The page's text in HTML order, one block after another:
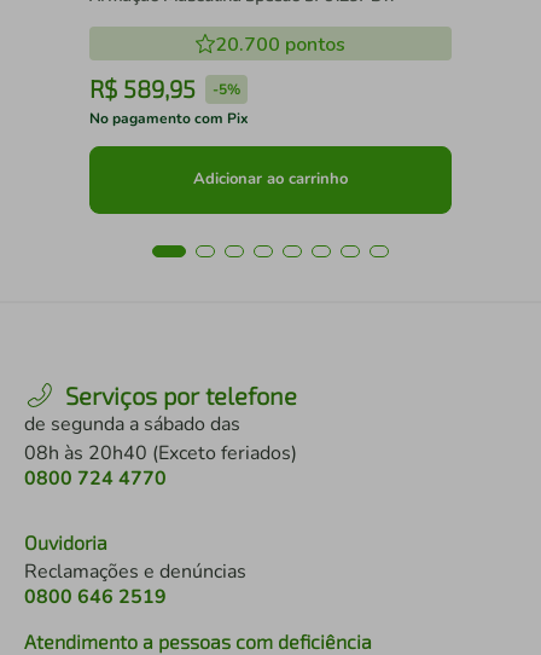
20.700 pontos
R$ 589,95 -5%
No pagamento com Pix
Adicionar ao carrinho
Serviços por telefone
de segunda a sábado das
08h às 20h40 (Exceto feriados)
0800 724 4770
Ouvidoria
Reclamações e denúncias
0800 646 2519
Atendimento a pessoas com deficiência